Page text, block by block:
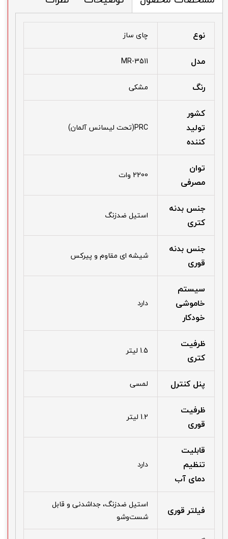
نوع چای ساز
مدل MR-3511
رنگ مشکی
کشور
تولید
کننده
PRC(تحت لیسانس آلمان)
توان
مصرفی
2200 وات
جنس بدنه
کتری
استیل ضدزنگ
جنس بدنه
قوری
شیشه ای مقاوم و پیرکس
سیستم
خاموشی
خودکار
دارد
ظرفیت
کتری
1.5 لیتر
پنل کنترل لمسی
ظرفیت
قوری
1.2 لیتر
قابلیت
تنظیم
دمای آب
دارد
فیلتر قوری
استیل ضدزنگ، جداشدنی و قابل
شست‌وشو